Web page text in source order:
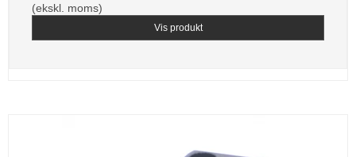
(ekskl. moms)
Vis produkt